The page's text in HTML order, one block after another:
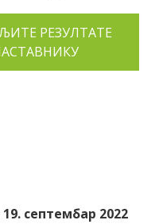
19. септембар 2022